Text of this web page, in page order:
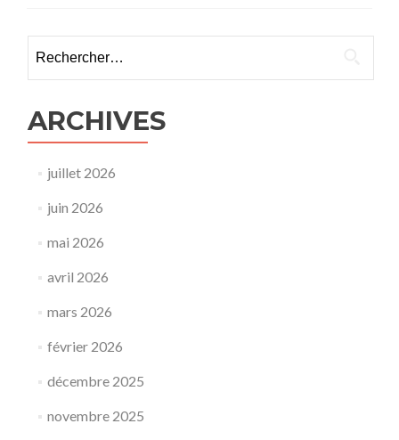
ARCHIVES
juillet 2026
juin 2026
mai 2026
avril 2026
mars 2026
février 2026
décembre 2025
novembre 2025